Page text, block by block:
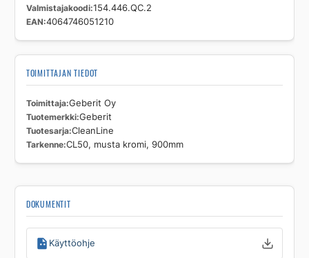
Valmistajakoodi 154.446.QC.2
EAN 4064746051210
TOIMITTAJAN TIEDOT
Toimittaja Geberit Oy
Tuotemerkki Geberit
Tuotesarja CleanLine
Tarkenne CL50, musta kromi, 900mm
DOKUMENTIT
Käyttöohje